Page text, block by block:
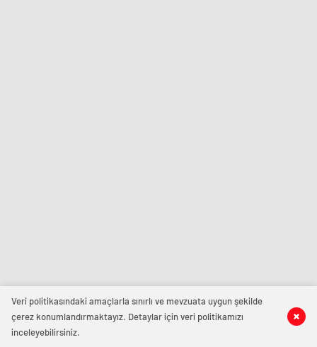
Veri politikasındaki amaçlarla sınırlı ve mevzuata uygun şekilde
çerez konumlandırmaktayız. Detaylar için veri politikamızı
inceleyebilirsiniz.